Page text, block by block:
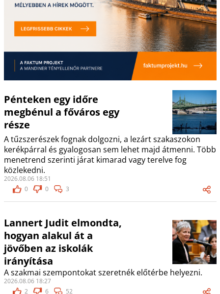
Pénteken egy időre
megbénul a főváros egy
része
A tűzszerészek fognak dolgozni, a lezárt szakaszokon
kerékpárral és gyalogosan sem lehet majd átmenni. Több
menetrend szerinti járat kimarad vagy terelve fog
közlekedni.
2026.08.06 18:51
0
0 3
Lannert Judit elmondta,
hogyan alakul át a
jövőben az iskolák
irányítása
A szakmai szempontokat szeretnék előtérbe helyezni.
2026.08.06 18:27
2
6 52